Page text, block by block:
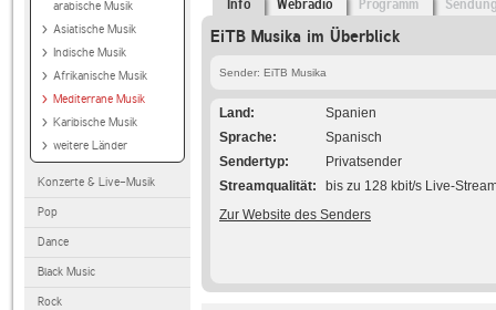
arabische Musik
Asiatische Musik
Indische Musik
Afrikanische Musik
Mediterrane Musik
Karibische Musik
weitere Länder
Konzerte & Live-Musik
Pop
Dance
Black Music
Rock
Info Webradio Programm
EiTB Musika im Überblick
Sender: EiTB Musika
Land
Spanien
Sprache
Spanisch
Sendertyp
Privatsender
Streamqualität
bis zu 128 kbit/s Live-
Zur Website des Senders